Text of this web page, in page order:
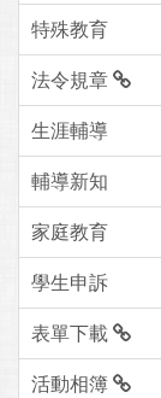
特殊教育
法令規章
生涯輔導
輔導新知
家庭教育
學生申訴
表單下載
活動相簿